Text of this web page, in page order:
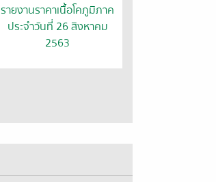
รายงานราคาเนื้อโคภูมิภาค
ประจำวันที่ 26 สิงหาคม
2563